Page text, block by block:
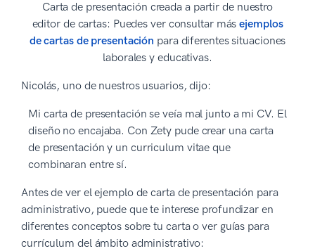
Carta de presentación creada a partir de nuestro
editor de cartas: Puedes ver consultar másejemplos
de cartas de presentación para diferentes situaciones
laborales y educativas.
Nicolás, uno de nuestros usuarios, dijo:
Mi carta de presentación se veía mal junto a mi CV. El
diseño no encajaba. Con Zety pude crear una carta
de presentación y un curriculum vitae que
combinaran entre sí.
Antes de ver el ejemplo de carta de presentación para
administrativo, puede que te interese profundizar en
diferentes conceptos sobre tu carta o ver guías para
currículum del ámbito administrativo: